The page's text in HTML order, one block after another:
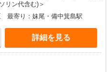
リン代含む)＞
最寄り：妹尾・備中箕島駅
詳細を見る